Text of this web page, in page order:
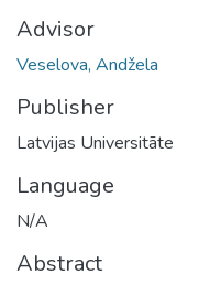
Advisor
Veselova, Andžela
Publisher
Latvijas Universitāte
Language
N/A
Abstract